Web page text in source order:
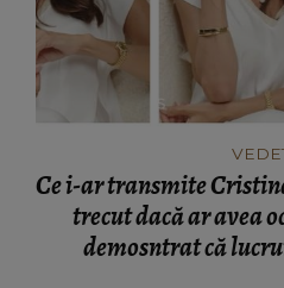
Ce i-ar transmite
trecut dacă ar avea
demosntrat că